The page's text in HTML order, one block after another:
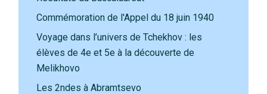
Commémoration de l'Appel du 18 juin 1940
Voyage dans l’univers de Tchekhov : les
élèves de 4e et 5e à la découverte de
Melikhovo
Les 2ndes à Abramtsevo